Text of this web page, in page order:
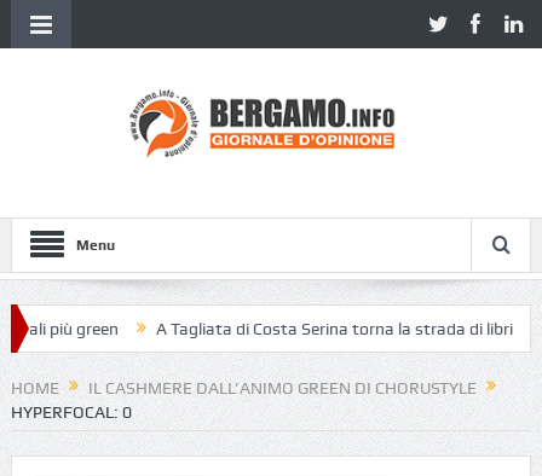
Menu
più green A Tagliata di Costa Serina torna la strada di libri
HOME
IL CASHMERE DALL’ANIMO GREEN DI CHORUSTYLE
HYPERFOCAL: 0